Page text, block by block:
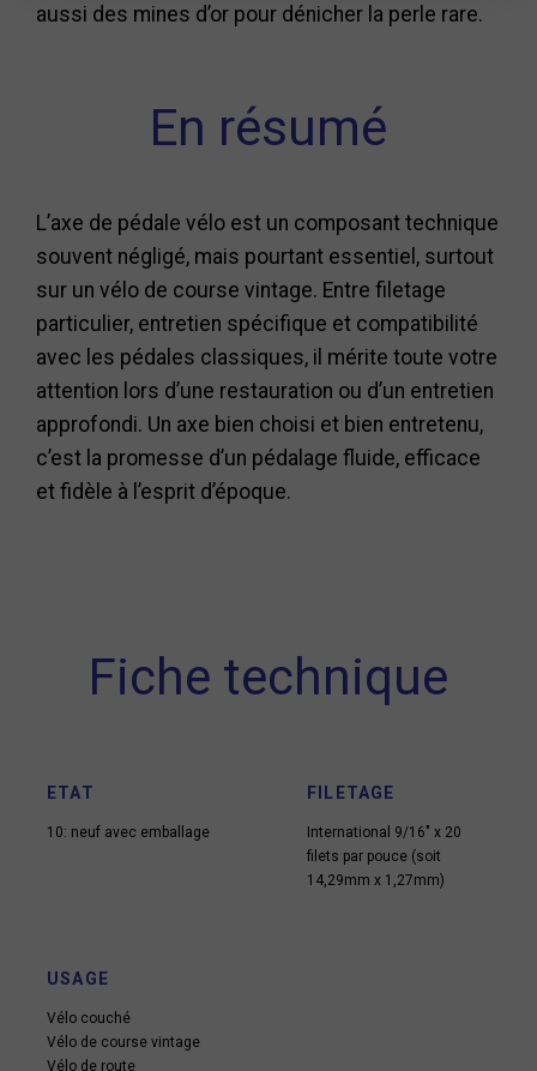
aussi des mines d’or pour dénicher la perle rare.
En résumé
L’axe de pédale vélo est un composant technique
souvent négligé, mais pourtant essentiel, surtout
sur un vélo de course vintage. Entre filetage
particulier, entretien spécifique et compatibilité
avec les pédales classiques, il mérite toute votre
attention lors d’une restauration ou d’un entretien
approfondi. Un axe bien choisi et bien entretenu,
c’est la promesse d’un pédalage fluide, efficace
et fidèle à l’esprit d’époque.
Fiche technique
ETAT
10: neuf avec emballage
FILETAGE
International 9/16″ x 20
filets par pouce (soit
14,29mm x 1,27mm)
USAGE
Vélo couché
Vélo de course vintage
Vélo de route